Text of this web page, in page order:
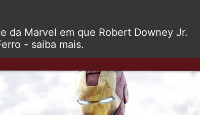
da Marvel em que Robert Downey Jr.
- saiba mais.